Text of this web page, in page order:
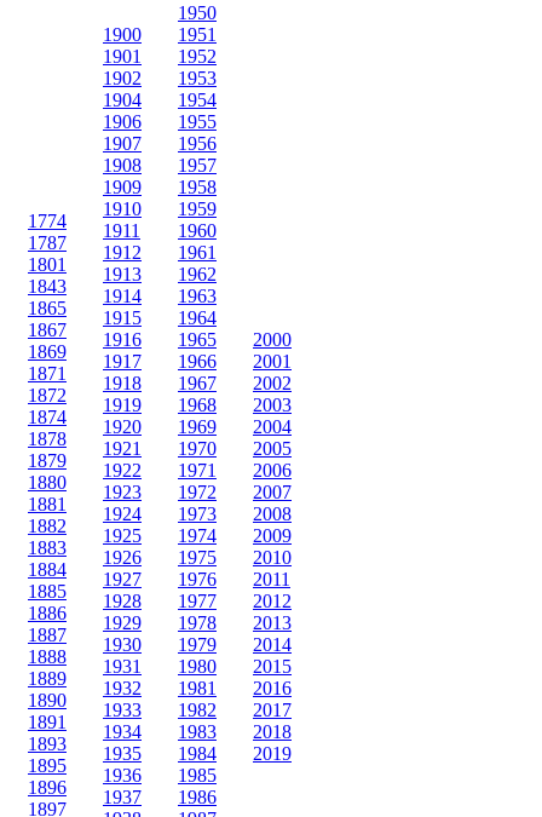
1774
1787
1801
1843
1865
1867
1869
1871
1872
1874
1878
1879
1880
1881
1882
1883
1884
1885
1886
1887
1888
1889
1890
1891
1893
1895
1896
1897
1900
1901
1902
1904
1906
1907
1908
1909
1910
1911
1912
1913
1914
1915
1916
1917
1918
1919
1920
1921
1922
1923
1924
1925
1926
1927
1928
1929
1930
1931
1932
1933
1934
1935
1936
1937
1950
1951
1952
1953
1954
1955
1956
1957
1958
1959
1960
1961
1962
1963
1964
1965
1966
1967
1968
1969
1970
1971
1972
1973
1974
1975
1976
1977
1978
1979
1980
1981
1982
1983
1984
1985
1986
2000
2001
2002
2003
2004
2005
2006
2007
2008
2009
2010
2011
2012
2013
2014
2015
2016
2017
2018
2019